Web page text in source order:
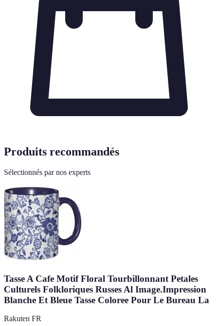
Produits recommandés
Sélectionnés par nos experts
Tasse A Cafe Motif Floral Tourbillonnant Petales
Culturels Folkloriques Russes Al Image.Impression
Blanche Et Bleue Tasse Coloree Pour Le Bureau La
Rakuten FR